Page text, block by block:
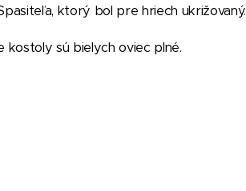
ktorý bol pre hriech ukrižovaný.
kostoly sú bielych oviec plné.